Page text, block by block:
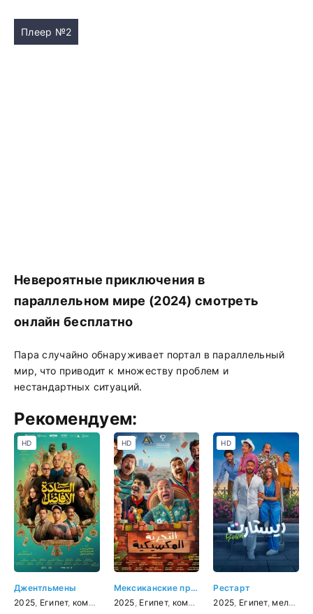
Плеер №2
Невероятные приключения в
параллельном мире (2024) смотреть
онлайн бесплатно
Пара случайно обнаруживает портал в параллельный
мир, что приводит к множеству проблем и
нестандартных ситуаций.
Рекомендуем:
Джентльмены
2025 Египет, комедия
HD
Мексиканские приключения
2025 Египет, комедия приключения
HD
Рестарт
2025 Египет, мелодрама
HD